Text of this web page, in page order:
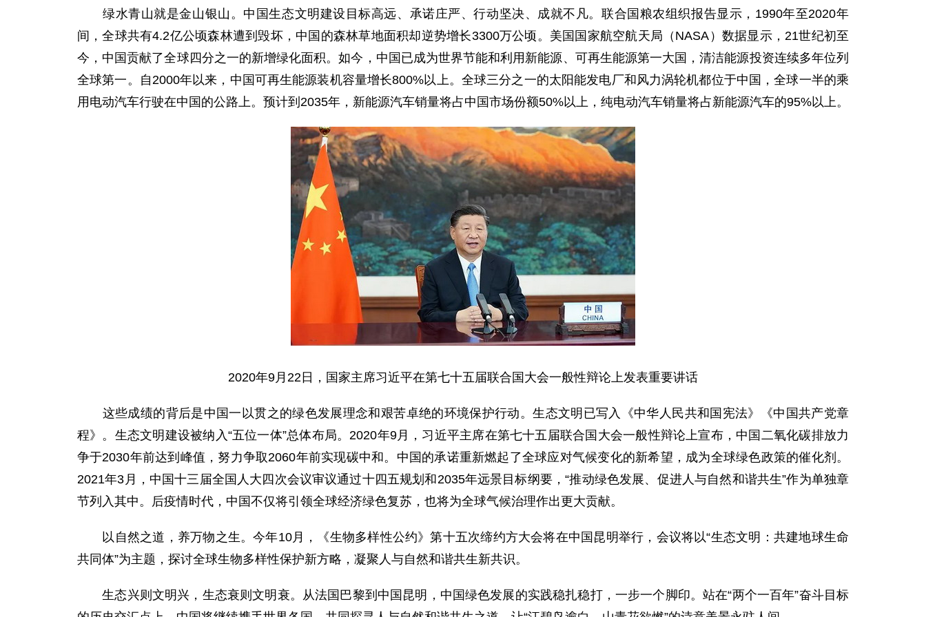
绿水青山就是金山银山。中国生态文明建设目标高远、承诺庄严、行动坚决、成就不凡。联合国粮农组织报告显示，1990年至2020年
间，全球共有4.2亿公顷森林遭到毁坏，中国的森林草地面积却逆势增长3300万公顷。美国国家航空航天局（NASA）数据显示，21世纪初至
今，中国贡献了全球四分之一的新增绿化面积。如今，中国已成为世界节能和利用新能源、可再生能源第一大国，清洁能源投资连续多年位列
全球第一。自2000年以来，中国可再生能源装机容量增长800%以上。全球三分之一的太阳能发电厂和风力涡轮机都位于中国，全球一半的乘
用电动汽车行驶在中国的公路上。预计到2035年，新能源汽车销量将占中国市场份额50%以上，纯电动汽车销量将占新能源汽车的95%以上。
2020年9月22日，国家主席习近平在第七十五届联合国大会一般性辩论上发表重要讲话
这些成绩的背后是中国一以贯之的绿色发展理念和艰苦卓绝的环境保护行动。生态文明已写入《中华人民共和国宪法》《中国共产党章
程》。生态文明建设被纳入“五位一体”总体布局。2020年9月，习近平主席在第七十五届联合国大会一般性辩论上宣布，中国二氧化碳排放力
争于2030年前达到峰值，努力争取2060年前实现碳中和。中国的承诺重新燃起了全球应对气候变化的新希望，成为全球绿色政策的催化剂。
2021年3月，中国十三届全国人大四次会议审议通过十四五规划和2035年远景目标纲要，“推动绿色发展、促进人与自然和谐共生”作为单独章
节列入其中。后疫情时代，中国不仅将引领全球经济绿色复苏，也将为全球气候治理作出更大贡献。
以自然之道，养万物之生。今年10月，《生物多样性公约》第十五次缔约方大会将在中国昆明举行，会议将以“生态文明：共建地球生命
共同体”为主题，探讨全球生物多样性保护新方略，凝聚人与自然和谐共生新共识。
生态兴则文明兴，生态衰则文明衰。从法国巴黎到中国昆明，中国绿色发展的实践稳扎稳打，一步一个脚印。站在“两个一百年”奋斗目标